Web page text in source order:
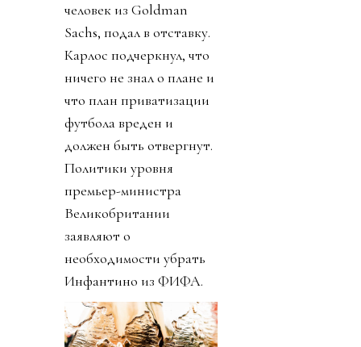
человек из Goldman
Sachs, подал в отставку.
Карлос подчеркнул, что
ничего не знал о плане и
что план приватизации
футбола вреден и
должен быть отвергнут.
Политики уровня
премьер-министра
Великобритании
заявляют о
необходимости убрать
Инфантино из ФИФА.